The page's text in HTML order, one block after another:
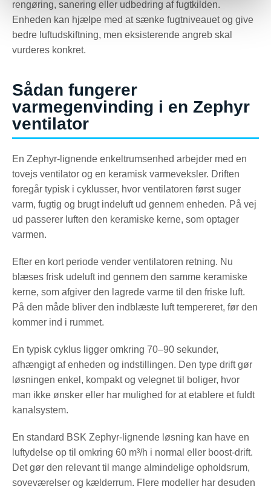
rengøring, sanering eller udbedring af fugtkilden.
Enheden kan hjælpe med at sænke fugtniveauet og give
bedre luftudskiftning, men eksisterende angreb skal
vurderes konkret.
Sådan fungerer
varmegenvinding i en Zephyr
ventilator
En Zephyr-lignende enkeltrumsenhed arbejder med en
tovejs ventilator og en keramisk varmeveksler. Driften
foregår typisk i cyklusser, hvor ventilatoren først suger
varm, fugtig og brugt indeluft ud gennem enheden. På vej
ud passerer luften den keramiske kerne, som optager
varmen.
Efter en kort periode vender ventilatoren retning. Nu
blæses frisk udeluft ind gennem den samme keramiske
kerne, som afgiver den lagrede varme til den friske luft.
På den måde bliver den indblæste luft tempereret, før den
kommer ind i rummet.
En typisk cyklus ligger omkring 70–90 sekunder,
afhængigt af enheden og indstillingen. Den type drift gør
løsningen enkel, kompakt og velegnet til boliger, hvor
man ikke ønsker eller har mulighed for at etablere et fuldt
kanalsystem.
En standard BSK Zephyr-lignende løsning kan have en
luftydelse op til omkring 60 m³/h i normal eller boost-drift.
Det gør den relevant til mange almindelige opholdsrum,
soveværelser og kælderrum. Flere modeller har desuden